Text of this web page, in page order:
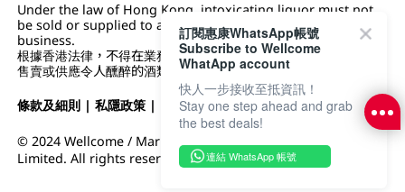
Under the law of Hong Kong, intoxicating liquor must not
be sold or supplied to a minor (under 18) in the course of
business.
根據香港法律，不得在業務過程中，向未成年人 (18 歲以下人士)
售賣或供應令人醺醉的酒類。
條款及細則 |私隱政策 | DFI零售集團
© 2024 Wellcome / Market Place. The Dairy Farm Company
Limited. All rights reserved.
訂閱惠康WhatsApp帳號
Subscribe to Wellcome
WhatApp account
快人一步接收至抵資訊！
Stay one step ahead and grab
the best deals!
連結 WhatsApp 帳號